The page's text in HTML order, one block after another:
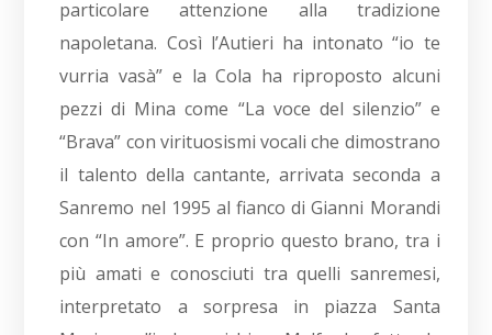
particolare attenzione alla tradizione
napoletana. Così l’Autieri ha intonato “io te
vurria vasà” e la Cola ha riproposto alcuni
pezzi di Mina come “La voce del silenzio” e
“Brava” con virituosismi vocali che dimostrano
il talento della cantante, arrivata seconda a
Sanremo nel 1995 al fianco di Gianni Morandi
con “In amore”. E proprio questo brano, tra i
più amati e conosciuti tra quelli sanremesi,
interpretato a sorpresa in piazza Santa